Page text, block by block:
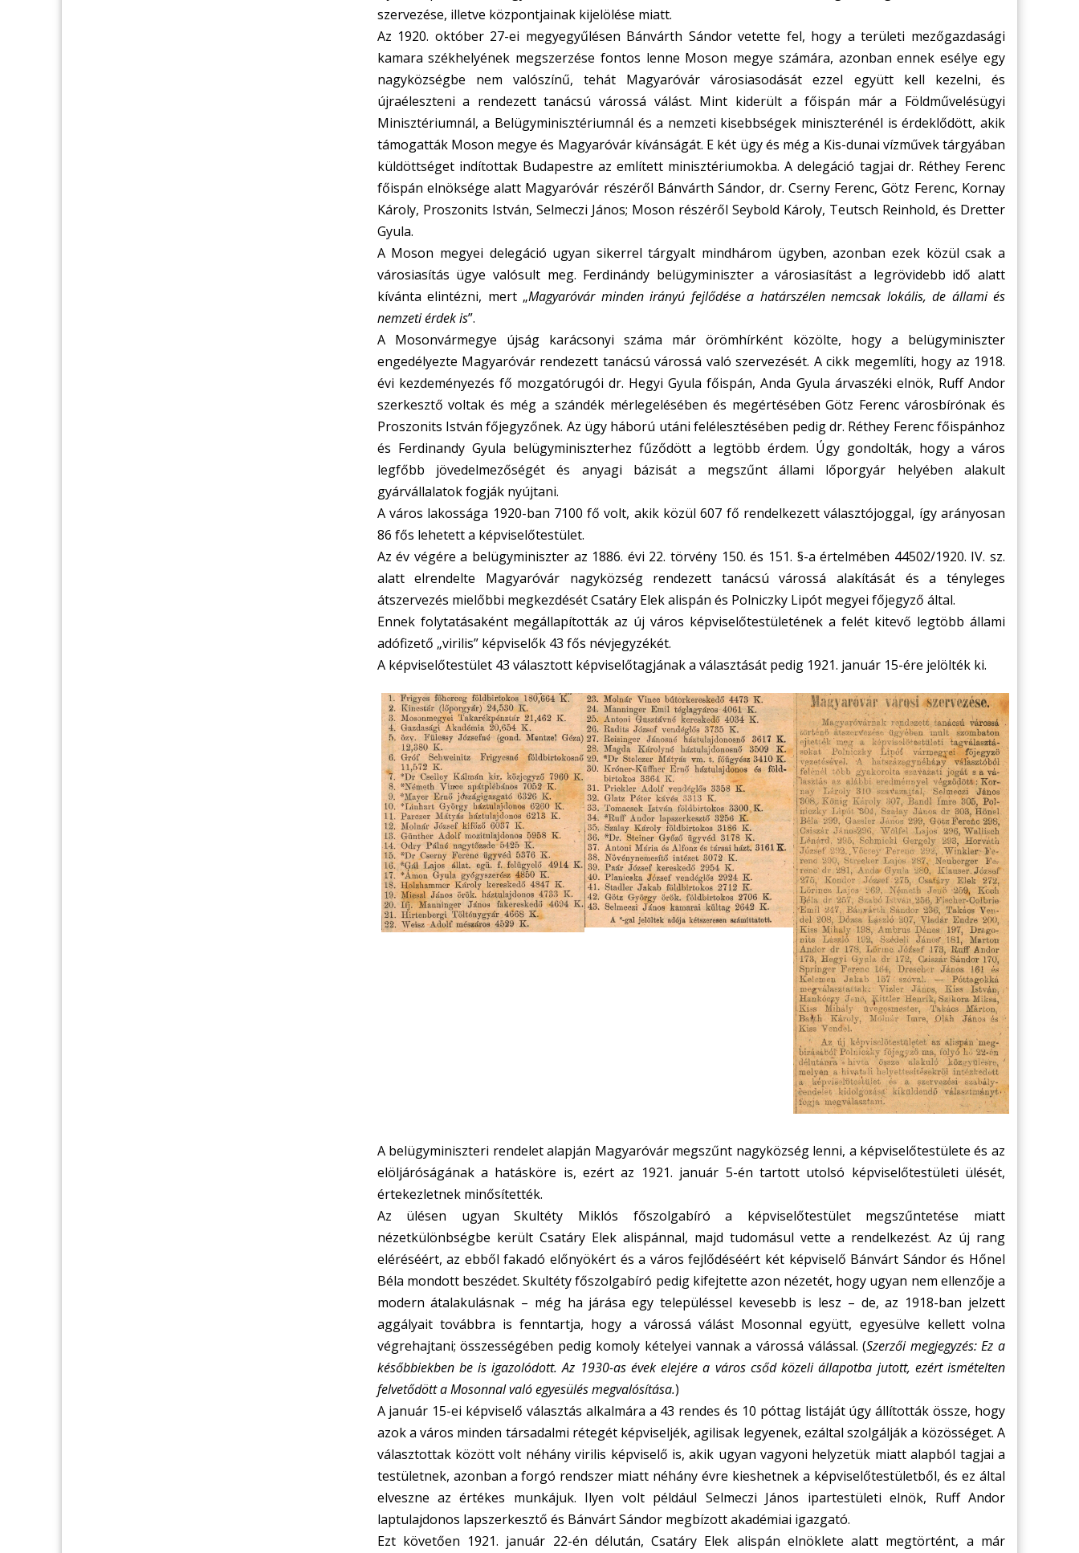
szervezése, illetve központjainak kijelölése miatt.
Az 1920. október 27-ei megyegyűlésen Bánvárth Sándor vetette fel, hogy a területi mezőgazdasági
kamara székhelyének megszerzése fontos lenne Moson megye számára, azonban ennek esélye egy
nagyközségbe nem valószínű, tehát Magyaróvár városiasodását ezzel együtt kell kezelni, és
újraéleszteni a rendezett tanácsú várossá válást. Mint kiderült a főispán már a Földművelésügyi
Minisztériumnál, a Belügyminisztériumnál és a nemzeti kisebbségek miniszterénél is érdeklődött, akik
támogatták Moson megye és Magyaróvár kívánságát. E két ügy és még a Kis-dunai vízművek tárgyában
küldöttséget indítottak Budapestre az említett minisztériumokba. A delegáció tagjai dr. Réthey Ferenc
főispán elnöksége alatt Magyaróvár részéről Bánvárth Sándor, dr. Cserny Ferenc, Götz Ferenc, Kornay
Károly, Proszonits István, Selmeczi János; Moson részéről Seybold Károly, Teutsch Reinhold, és Dretter
Gyula.
A Moson megyei delegáció ugyan sikerrel tárgyalt mindhárom ügyben, azonban ezek közül csak a
városiasítás ügye valósult meg. Ferdinándy belügyminiszter a városiasítást a legrövidebb idő alatt
kívánta elintézni, mert „Magyaróvár minden irányú fejlődése a határszélen nemcsak lokális, de állami és
nemzeti érdek is”.
A Mosonvármegye újság karácsonyi száma már örömhírként közölte, hogy a belügyminiszter
engedélyezte Magyaróvár rendezett tanácsú várossá való szervezését. A cikk megemlíti, hogy az 1918.
évi kezdeményezés fő mozgatórugói dr. Hegyi Gyula főispán, Anda Gyula árvaszéki elnök, Ruff Andor
szerkesztő voltak és még a szándék mérlegelésében és megértésében Götz Ferenc városbírónak és
Proszonits István főjegyzőnek. Az ügy háború utáni felélesztésében pedig dr. Réthey Ferenc főispánhoz
és Ferdinandy Gyula belügyminiszterhez fűződött a legtöbb érdem. Úgy gondolták, hogy a város
legfőbb jövedelmezőségét és anyagi bázisát a megszűnt állami lőporgyár helyében alakult
gyárvállalatok fogják nyújtani.
A város lakossága 1920-ban 7100 fő volt, akik közül 607 fő rendelkezett választójoggal, így arányosan
86 fős lehetett a képviselőtestület.
Az év végére a belügyminiszter az 1886. évi 22. törvény 150. és 151. §-a értelmében 44502/1920. IV. sz.
alatt elrendelte Magyaróvár nagyközség rendezett tanácsú várossá alakítását és a tényleges
átszervezés mielőbbi megkezdését Csatáry Elek alispán és Polniczky Lipót megyei főjegyző által.
Ennek folytatásaként megállapították az új város képviselőtestületének a felét kitevő legtöbb állami
adófizető „virilis” képviselők 43 fős névjegyzékét.
A képviselőtestület 43 választott képviselőtagjának a választását pedig 1921. január 15-ére jelölték ki.
A belügyminiszteri rendelet alapján Magyaróvár megszűnt nagyközség lenni, a képviselőtestülete és az
elöljáróságának a hatásköre is, ezért az 1921. január 5-én tartott utolsó képviselőtestületi ülését,
értekezletnek minősítették.
Az ülésen ugyan Skultéty Miklós főszolgabíró a képviselőtestület megszűntetése miatt
nézetkülönbségbe került Csatáry Elek alispánnal, majd tudomásul vette a rendelkezést. Az új rang
eléréséért, az ebből fakadó előnyökért és a város fejlődéséért két képviselő Bánvárt Sándor és Hőnel
Béla mondott beszédet. Skultéty főszolgabíró pedig kifejtette azon nézetét, hogy ugyan nem ellenzője a
modern átalakulásnak – még ha járása egy településsel kevesebb is lesz – de, az 1918-ban jelzett
aggályait továbbra is fenntartja, hogy a várossá válást Mosonnal együtt, egyesülve kellett volna
végrehajtani; összességében pedig komoly kételyei vannak a várossá válással. (Szerzői megjegyzés: Ez a
későbbiekben be is igazolódott. Az 1930-as évek elejére a város csőd közeli állapotba jutott, ezért ismételten
felvetődött a Mosonnal való egyesülés megvalósítása.)
A január 15-ei képviselő választás alkalmára a 43 rendes és 10 póttag listáját úgy állították össze, hogy
azok a város minden társadalmi rétegét képviseljék, agilisak legyenek, ezáltal szolgálják a közösséget. A
választottak között volt néhány virilis képviselő is, akik ugyan vagyoni helyzetük miatt alapból tagjai a
testületnek, azonban a forgó rendszer miatt néhány évre kieshetnek a képviselőtestületből, és ez által
elveszne az értékes munkájuk. Ilyen volt például Selmeczi János ipartestületi elnök, Ruff Andor
laptulajdonos lapszerkesztő és Bánvárt Sándor megbízott akadémiai igazgató.
Ezt követően 1921. január 22-én délután, Csatáry Elek alispán elnöklete alatt megtörtént, a már